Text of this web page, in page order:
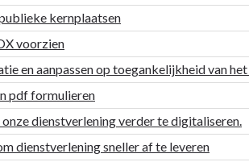
kernplaatsen
voorzien
en aanpassen op toegankelijkheid van
pdf formulieren
dienstverlening verder te digitaliseren.
dienstverlening sneller af te leveren